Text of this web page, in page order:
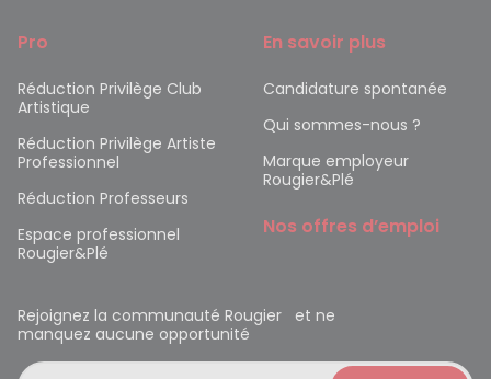
Pro
Réduction Privilège Club
Artistique
Réduction Privilège Artiste
Professionnel
Réduction Professeurs
Espace professionnel
Rougier&Plé
En savoir plus
Candidature spontanée
Qui sommes-nous ?
Marque employeur
Rougier&Plé
Nos offres d’emploi
Rejoignez la communauté Rougier et ne
manquez aucune opportunité